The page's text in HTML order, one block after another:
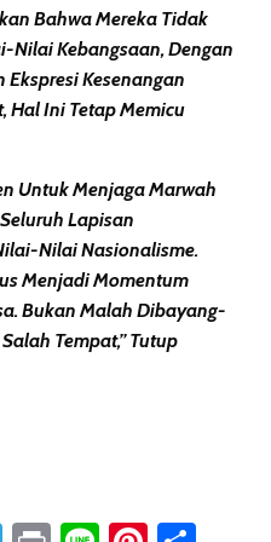
Bahwa Mereka Tidak
Nilai Kebangsaan, Dengan
Kesenangan
Hal Ini Tetap Memicu
Untuk Menjaga Marwah
Lapisan
Nilai Nasionalisme.
Menjadi Momentum
Bukan Malah Dibayang-
Tempat,” Tutup